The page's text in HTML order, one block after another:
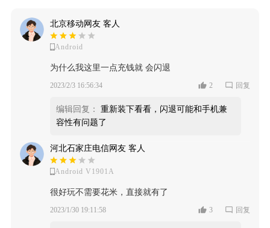
北京移动网友 客人
Android
为什么我这里一点充钱就 会闪退
2023/2/3 16:56:34 2 回复
编辑回复：
重新装下看看，闪退可能和手机兼
容性有问题了
河北石家庄电信网友 客人
Android V1901A
很好玩不需要花米，直接就有了
2023/1/30 19:11:58 3 回复